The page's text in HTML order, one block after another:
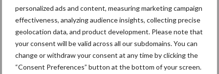
personalized ads and content, measuring marketing campaign
effectiveness, analyzing audience insights, collecting precise
geolocation data, and product development. Please note that
your consent will be valid across all our subdomains. You can
change or withdraw your consent at any time by clicking the
“Consent Preferences” button at the bottom of your screen.
ForFarmers ziet volume en
marktaandeel groeien in
krimpende Nederlandse
markt